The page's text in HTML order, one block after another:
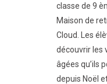
classe de 9
Maison de
Cloud. Les
découvrir les
âgées qu’ils
depuis Noël et